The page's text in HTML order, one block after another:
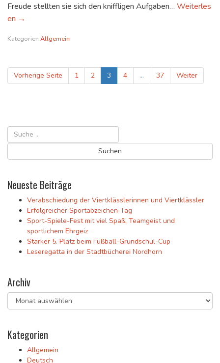
Freude stellten sie sich den kniffligen Aufgaben… Weiterles
en Erfolgreiche Teilnahme an der Mathematik-Olympiade
→
Kategorien Allgemein
Seitennummerierung
der
Vorherige Seite Page
1 Page
2 Page
3 Page
4 … Page
37 Weiter
Neueste Beiträge
Verabschiedung der Viertklässlerinnen und Viertklässler
Erfolgreicher Sportabzeichen-Tag
Sport-Spiele-Fest mit viel Spaß, Teamgeist und
sportlichem Ehrgeiz
Starker 5. Platz beim Fußball-Grundschul-Cup
Leseregatta in der Stadtbücherei Nordhorn
Archiv
Archiv
Kategorien
Allgemein
Deutsch